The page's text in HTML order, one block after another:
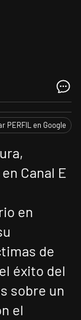
PERFIL en Google
Canal E
en
de
éxito del
sobre un
el